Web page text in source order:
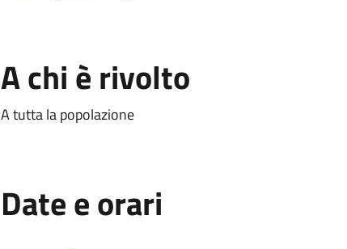
A chi è rivolto
A tutta la popolazione
Date e orari